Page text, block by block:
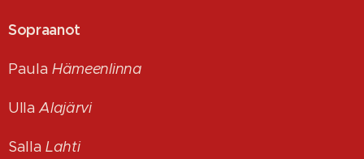
Sopraanot
PaulaHämeenlinna
UllaAlajärvi
SallaLahti